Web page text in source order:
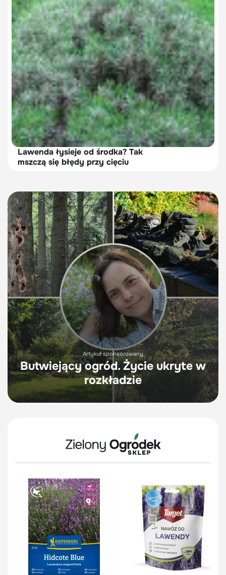
Lawenda łysieje od środka? Tak
mszczą się błędy przy cięciu
Artykuł sponsorowany
Butwiejący ogród. Życie ukryte w
rozkładzie